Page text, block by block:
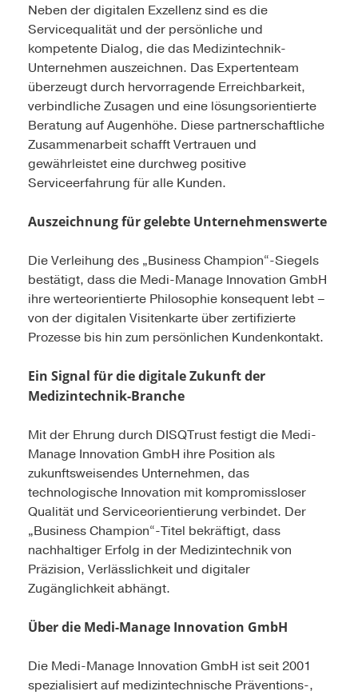
Neben der digitalen Exzellenz sind es die
Servicequalität und der persönliche und
kompetente Dialog, die das Medizintechnik-
Unternehmen auszeichnen. Das Expertenteam
überzeugt durch hervorragende Erreichbarkeit,
verbindliche Zusagen und eine lösungsorientierte
Beratung auf Augenhöhe. Diese partnerschaftliche
Zusammenarbeit schafft Vertrauen und
gewährleistet eine durchweg positive
Serviceerfahrung für alle Kunden.
Auszeichnung für gelebte Unternehmenswerte
Die Verleihung des „Business Champion“-Siegels
bestätigt, dass die Medi-Manage Innovation GmbH
ihre werteorientierte Philosophie konsequent lebt –
von der digitalen Visitenkarte über zertifizierte
Prozesse bis hin zum persönlichen Kundenkontakt.
Ein Signal für die digitale Zukunft der
Medizintechnik-Branche
Mit der Ehrung durch DISQTrust festigt die Medi-
Manage Innovation GmbH ihre Position als
zukunftsweisendes Unternehmen, das
technologische Innovation mit kompromissloser
Qualität und Serviceorientierung verbindet. Der
„Business Champion“-Titel bekräftigt, dass
nachhaltiger Erfolg in der Medizintechnik von
Präzision, Verlässlichkeit und digitaler
Zugänglichkeit abhängt.
Über die Medi-Manage Innovation GmbH
Die Medi-Manage Innovation GmbH ist seit 2001
spezialisiert auf medizintechnische Präventions-,